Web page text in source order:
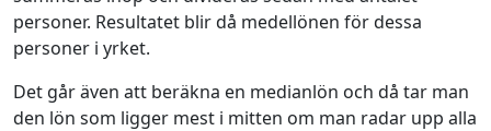
personer. Resultatet blir då medellönen för dessa
personer i yrket.
Det går även att beräkna en medianlön och då tar man
den lön som ligger mest i mitten om man radar upp alla